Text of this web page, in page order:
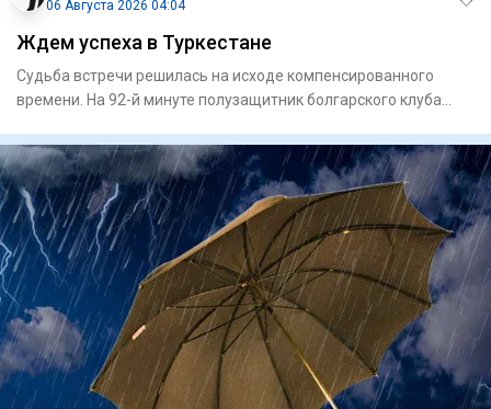
06 Августа 2026 04:04
Ждем успеха в Туркестане
Судьба встречи решилась на исходе компенсированного
времени. На 92-й минуте полузащитник болгарского клуба